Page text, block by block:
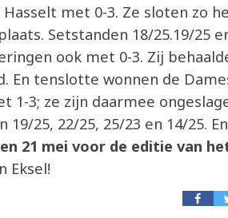
met 0-3. Ze sloten zo
Setstanden 18/25.19/25
ook met 0-3. Zij
En tenslotte wonnen de
1-3; ze zijn daarmee
19/25, 22/25, 25/23 en 14/25.
21 mei voor de editie van
Eksel!